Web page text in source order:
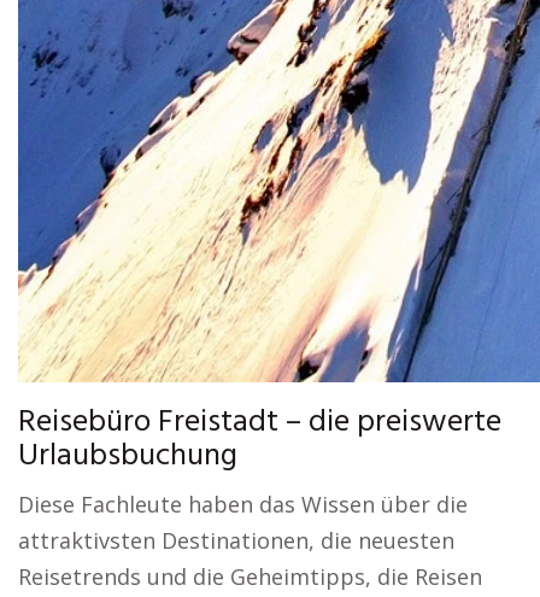
Reisebüro Freistadt – die preiswerte
Urlaubsbuchung
Diese Fachleute haben das Wissen über die
attraktivsten Destinationen, die neuesten
Reisetrends und die Geheimtipps, die Reisen